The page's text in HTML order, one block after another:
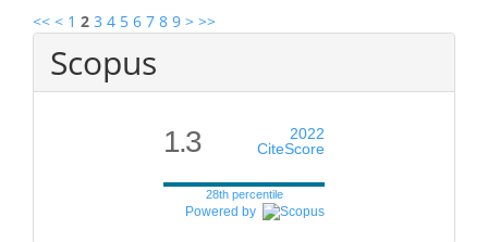
<< < 1 2 3 4 5 6 7 8 9 > >>
Scopus
1.3
2022
CiteScore
28th percentile
Powered by